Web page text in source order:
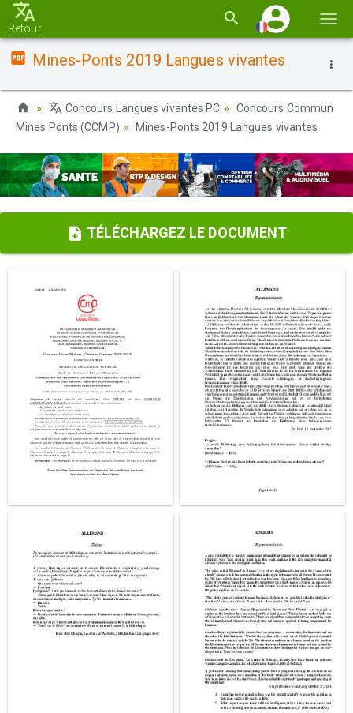
la
Retour
Mines-Ponts 2019 Langues vivantes
Concours Langues vivantes PC
Concours Commun
Mines Ponts (CCMP)
Mines-Ponts 2019 Langues vivantes
TÉLÉCHARGEZ LE DOCUMENT